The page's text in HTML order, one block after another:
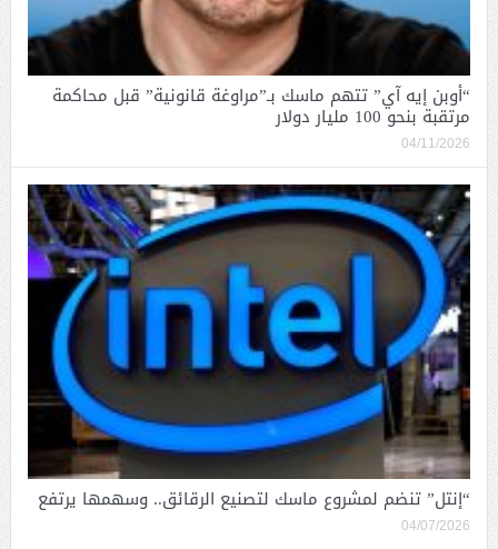
“أوبن إيه آي” تتهم ماسك بـ”مراوغة قانونية” قبل محاكمة
مرتقبة بنحو 100 مليار دولار
04/11/2026
“إنتل” تنضم لمشروع ماسك لتصنيع الرقائق.. وسهمها يرتفع
04/07/2026